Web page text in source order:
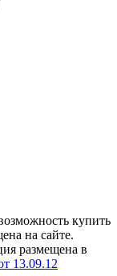
купить
на сайте.
размещена в
13.09.12